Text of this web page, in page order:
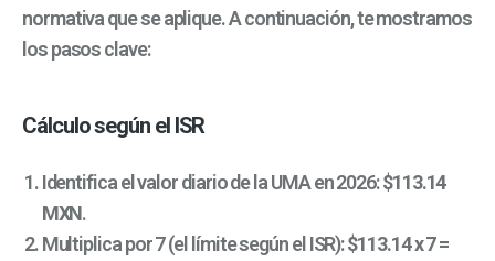
normativa que se aplique. A continuación, te mostramos
los pasos clave:
Cálculo según el ISR
Identifica el valor diario de la UMA en 2026:$113.14
MXN.
Multiplica por 7 (el límite según el ISR):$113.14 x 7 =